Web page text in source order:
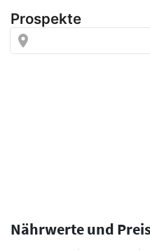
Nährwerte und Preis